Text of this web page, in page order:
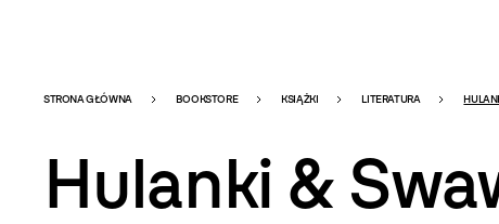
Bookstore
-
STRONA GŁÓWNA BOOKSTORE KSIĄŻKI LITERATURA
Hulanki &